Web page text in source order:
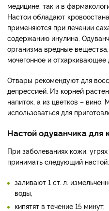
медицине, так и в
Настои обладают
применяются при лечении
содержанию инулина.
организма вредные
мочегонное и отхаркивающее
Отвары рекомендуют для
депрессией. Из корней
напиток, а из цветков – вино.
использоваться для
Настой одуванчика для
При заболеваниях кожи,
принимать следующий настой:
заливают 1 ст. л.
воды,
кипятят в течение 15 минут,